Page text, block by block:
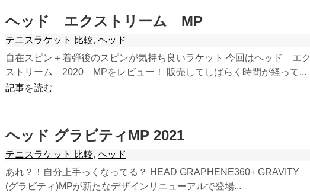
ヘッド エクストリーム MP
テニスラケット 比較, ヘッド
自在スピン＋着弾後のスピンが気持ち良いラケット 今回はヘッド エク
ストリーム 2020 MPをレビュー！ 販売してしばらく時間が経って...
記事を読む
ヘッド グラビティMP 2021
テニスラケット 比較, ヘッド
あれ？！自分上手っくなってる？ HEAD GRAPHENE360+ GRAVITY
(グラビティ)MPが新たなデザインリニューアルで登場...